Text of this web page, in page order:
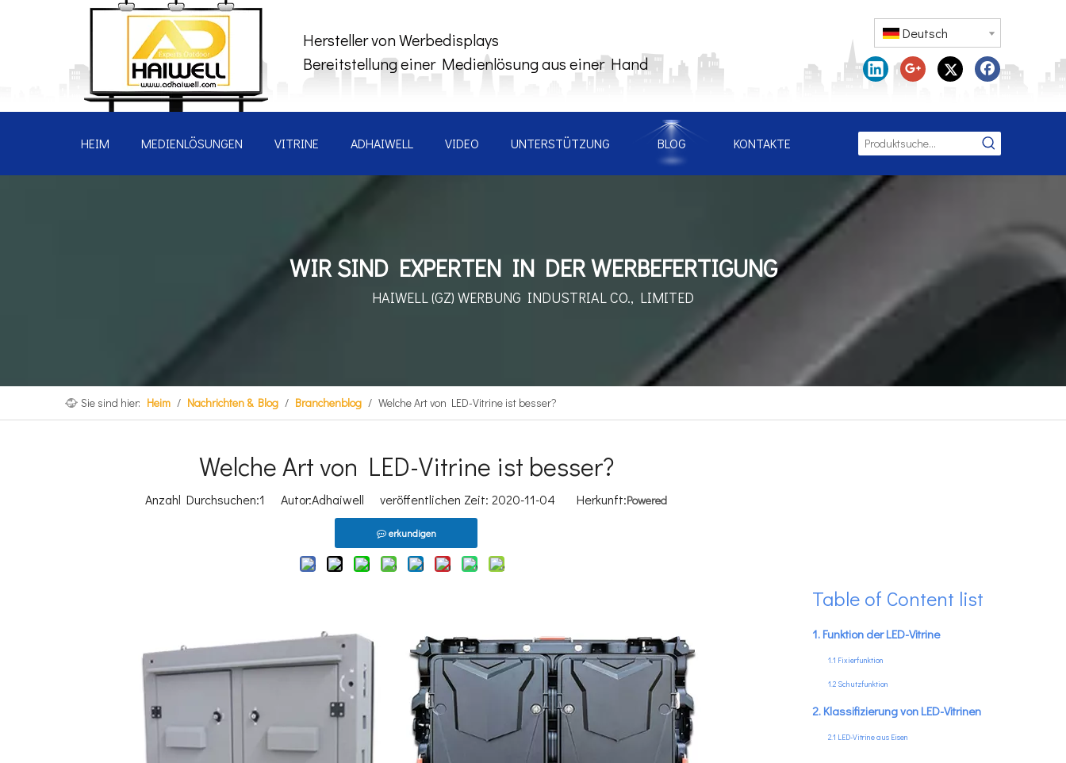
Hersteller von Werbedisplays
Bereitstellung einer Medienlösung aus einer Hand
Deutsch
HEIM MEDIENLÖSUNGEN VITRINE ADHAIWELL VIDEO UNTERSTÜTZUNG BLOG KONTAKTE
WIR SIND EXPERTEN IN DER WERBEFERTIGUNG
HAIWELL (GZ) WERBUNG INDUSTRIAL CO., LIMITED
Sie sind hier: Heim / Nachrichten & Blog / Branchenblog / Welche Art von LED-Vitrine ist besser?
Welche Art von LED-Vitrine ist besser?
Anzahl Durchsuchen:1 Autor:Adhaiwell veröffentlichen Zeit: 2020-11-04 Herkunft:Powered
erkundigen
Table of Content list
1. Funktion der LED-Vitrine
1.1 Fixierfunktion
1.2 Schutzfunktion
2. Klassifizierung von LED-Vitrinen
2.1 LED-Vitrine aus Eisen